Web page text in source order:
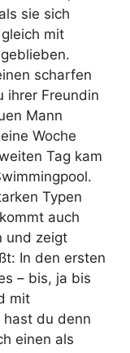
sie sich
mit
scharfen
ihrer Freundin
Mann
Woche
Tag kam
Typen
auch
und zeigt
In den ersten
– bis, ja bis
mit
hast du denn
einen als